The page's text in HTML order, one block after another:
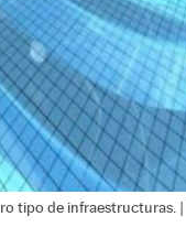
tipo de infraestructuras. |